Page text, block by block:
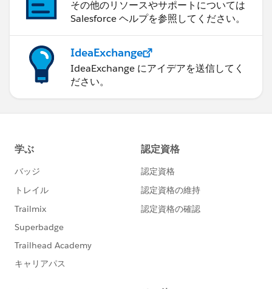
その他のリソースやサポートについては
Salesforce ヘルプを参照してください。
IdeaExchange
IdeaExchange にアイデアを送信してく
ださい。